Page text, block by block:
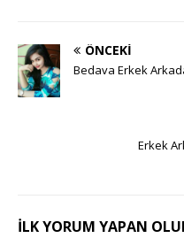
ÖNCEKI
Bedava Erkek
Erkek
İLK YORUM YAPAN